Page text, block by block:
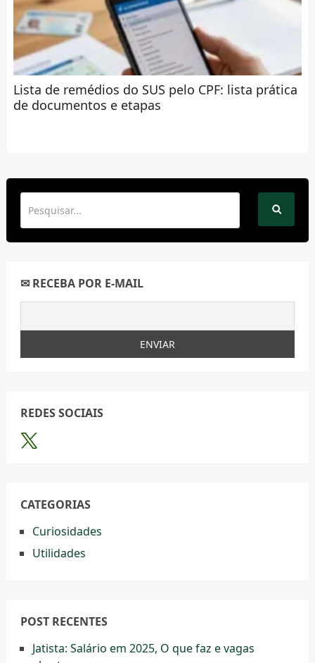
Lista de remédios do SUS pelo CPF: lista prática
de documentos e etapas
✉ RECEBA POR E-MAIL
REDES SOCIAIS
CATEGORIAS
Curiosidades
Utilidades
POST RECENTES
Jatista: Salário em 2025, O que faz e vagas